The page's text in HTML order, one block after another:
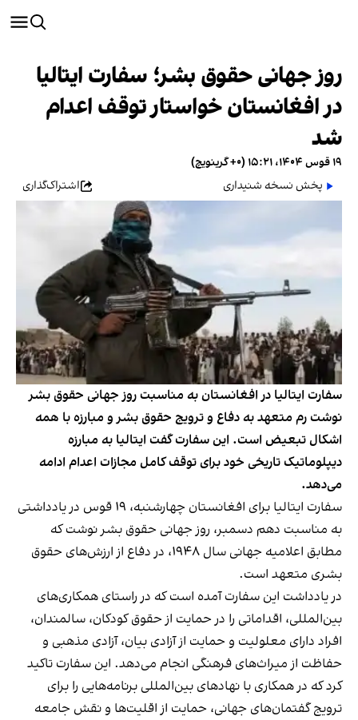
روز جهانی حقوق بشر؛ سفارت ایتالیا
در افغانستان خواستار توقف اعدام
شد
۱۹ قوس ۱۴۰۴، ۱۵:۲۱ (‎+۰ گرینویچ)
پخش نسخه شنیداری
اشتراک‌گذاری
سفارت ایتالیا در افغانستان به مناسبت روز جهانی حقوق بشر
نوشت رم متعهد به دفاع و ترویج حقوق بشر و مبارزه با همه
اشکال تبعیض است. این سفارت گفت ایتالیا به مبارزه
دیپلوماتیک تاریخی خود برای توقف کامل مجازات اعدام ادامه
می‌دهد.
سفارت ایتالیا برای افغانستان چهارشنبه، ۱۹ قوس در یادداشتی
به مناسبت دهم دسمبر، روز جهانی حقوق بشر نوشت که
مطابق اعلامیه جهانی سال ۱۹۴۸، در دفاع از ارزش‌های حقوق
بشری متعهد است.
در یادداشت این سفارت آمده است که در راستای همکاری‌های
بین‌المللی، اقداماتی را در حمایت از حقوق کودکان، سالمندان،
افراد دارای معلولیت و حمایت از آزادی بیان، آزادی مذهبی و
حفاظت از میراث‌های فرهنگی انجام می‌دهد. این سفارت تاکید
کرد که در همکاری با نهاد‌های بین‌المللی برنامه‌هایی را برای
ترویج گفتمان‌های جهانی، حمایت از اقلیت‌ها و نقش جامعه